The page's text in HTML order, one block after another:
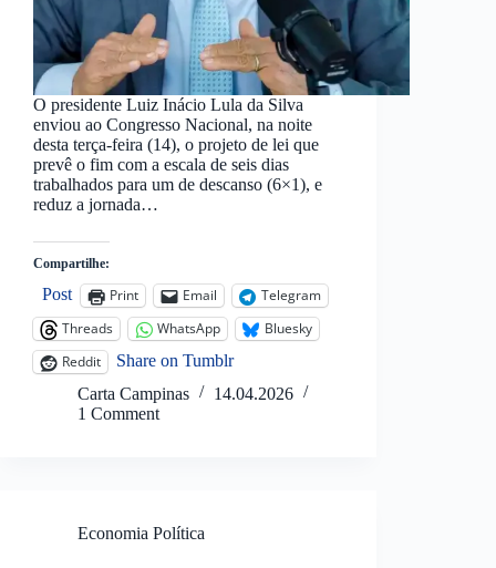
O presidente Luiz Inácio Lula da Silva
enviou ao Congresso Nacional, na noite
desta terça-feira (14), o projeto de lei que
prevê o fim com a escala de seis dias
trabalhados para um de descanso (6×1), e
reduz a jornada…
Compartilhe:
Post Print Email
Telegram
Threads
WhatsApp
Bluesky
Reddit
Share on Tumblr
Carta Campinas
14.04.2026
1 Comment
Economia Política